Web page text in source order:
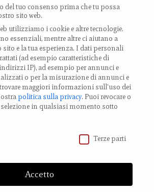
(30,71 km)
Italy
919
Cookies
Nemo Srl - via Provanone 4907, 40017
del tuo consenso prima che tu possa
sito web.
utilizziamo i cookie e altre tecnologie.
essenziali, mentre altre ci aiutano a
e la tua esperienza. I dati personali
(ad esempio caratteristiche di
IP), ad esempio per annunci e
o per la misurazione di annunci e
trovare maggiori informazioni sull'uso dei
politica sulla privacy. Puoi revocare o
in qualsiasi momento sotto
Terze parti
Accetto